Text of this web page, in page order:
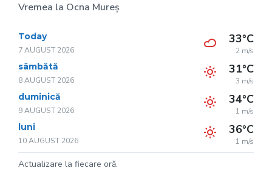
Vremea la Ocna Mureș
Today
7 AUGUST 2026
33°C
2 m/s
sâmbătă
8 AUGUST 2026
31°C
3 m/s
duminică
9 AUGUST 2026
34°C
1 m/s
luni
10 AUGUST 2026
36°C
1 m/s
Actualizare la fiecare oră.